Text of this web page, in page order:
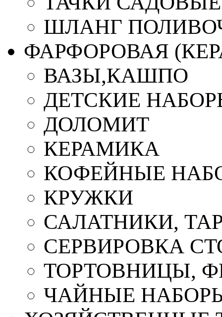
ШЛАНГ
ФАРФОРОВАЯ
ВАЗЫ,КАШПО
ДЕТСКИЕ
ДОЛОМИТ
КЕРАМИКА
КОФЕЙНЫЕ
КРУЖКИ
САЛАТНИКИ,
СЕРВИРОВКА
ТОРТОВНИЦЫ,
ЧАЙНЫЕ